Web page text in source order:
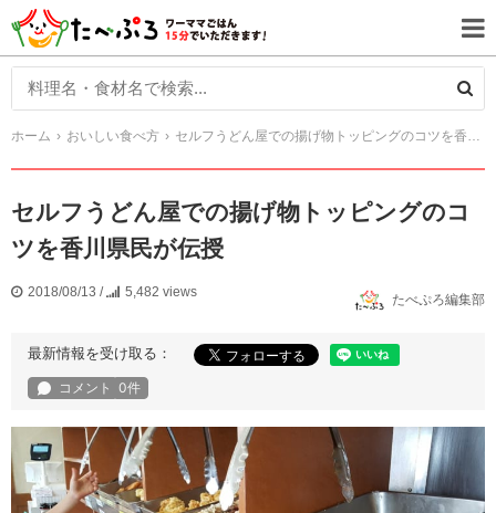
ホーム おいしい食べ方 セルフうどん屋での揚げ物トッピングのコツを香川県民が伝授
セルフうどん屋での揚げ物トッピングのコ
ツを香川県民が伝授
2018/08/13 / 5,482 views たべぷろ編集部
最新情報を受け取る：